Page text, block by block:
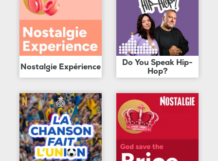
Nostalgie Expérience
Do You Speak Hip-
Hop?